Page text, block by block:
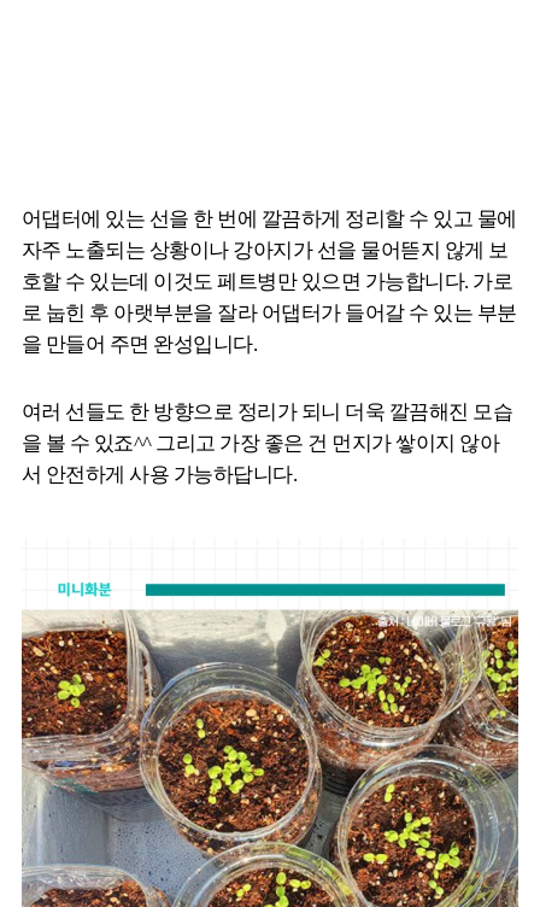
어댑터에 있는 선을 한 번에 깔끔하게 정리할 수 있고 물에
자주 노출되는 상황이나 강아지가 선을 물어뜯지 않게 보
호할 수 있는데 이것도 페트병만 있으면 가능합니다. 가로
로 눕힌 후 아랫부분을 잘라 어댑터가 들어갈 수 있는 부분
을 만들어 주면 완성입니다.
여러 선들도 한 방향으로 정리가 되니 더욱 깔끔해진 모습
을 볼 수 있죠^^ 그리고 가장 좋은 건 먼지가 쌓이지 않아
서 안전하게 사용 가능하답니다.